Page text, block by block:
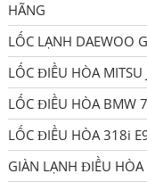
HÃNG
LỐC LẠNH DAEWOO
LỐC ĐIỀU HÒA MITSU
LỐC ĐIỀU HÒA BMW
LỐC ĐIỀU HÒA 318i
GIÀN LẠNH ĐIỀU